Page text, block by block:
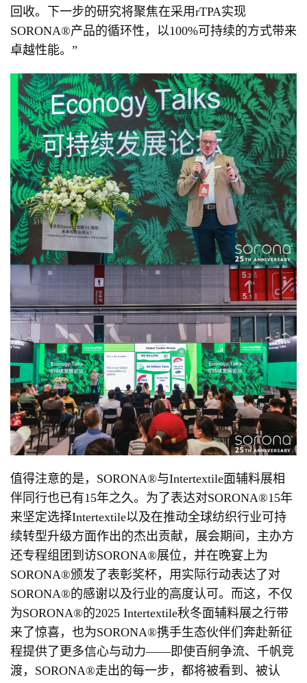
回收。下一步的研究将聚焦在采用rTPA实现
SORONA®产品的循环性，以100%可持续的方式带来
卓越性能。”
值得注意的是，SORONA®与Intertextile面辅料展相
伴同行也已有15年之久。为了表达对SORONA®15年
来坚定选择Intertextile以及在推动全球纺织行业可持
续转型升级方面作出的杰出贡献，展会期间，主办方
还专程组团到访SORONA®展位，并在晚宴上为
SORONA®颁发了表彰奖杯，用实际行动表达了对
SORONA®的感谢以及行业的高度认可。而这，不仅
为SORONA®的2025 Intertextile秋冬面辅料展之行带
来了惊喜，也为SORONA®携手生态伙伴们奔赴新征
程提供了更多信心与动力——即使百舸争流、千帆竞
渡，SORONA®走出的每一步，都将被看到、被认